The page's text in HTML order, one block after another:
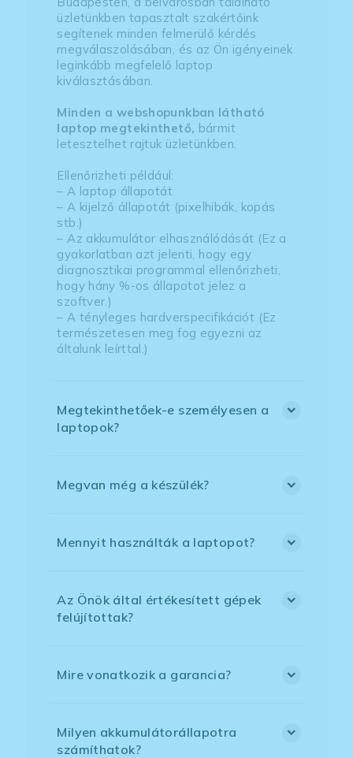
üzletünkben tapasztalt szakértőink
segítenek minden felmerülő kérdés
megválaszolásában, és az Ön igényeinek
leginkább megfelelő laptop
kiválasztásában.
Minden a webshopunkban látható
laptop megtekinthető, bármit
letesztelhet rajtuk üzletünkben.
Ellenőrizheti például:
– A laptop állapotát
– A kijelző állapotát (pixelhibák, kopás
stb.)
– Az akkumulátor elhasználódását (Ez a
gyakorlatban azt jelenti, hogy egy
diagnosztikai programmal ellenőrizheti,
hogy hány %-os állapotot jelez a
szoftver.)
– A tényleges hardverspecifikációt (Ez
természetesen meg fog egyezni az
általunk leírttal.)
Megtekinthetőek-e személyesen a
laptopok?
Megvan még a készülék?
Mennyit használták a laptopot?
Az Önök által értékesített gépek
felújítottak?
Mire vonatkozik a garancia?
Milyen akkumulátorállapotra
számíthatok?